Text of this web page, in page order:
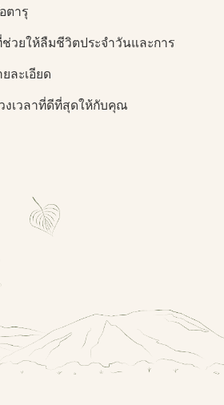
ตารุ
วยให้ลืมชีวิตประจำวันและการ
ละเอียด
งเวลาที่ดีที่สุดให้กับคุณ